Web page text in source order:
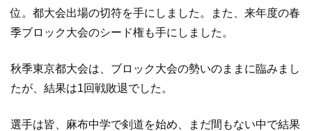
位。都大会出場の切符を手にしました。また、来年度の春
季ブロック大会のシード権も手にしました。
秋季東京都大会は、ブロック大会の勢いのままに臨みまし
たが、結果は1回戦敗退でした。
選手は皆、麻布中学で剣道を始め、まだ間もない中で結果